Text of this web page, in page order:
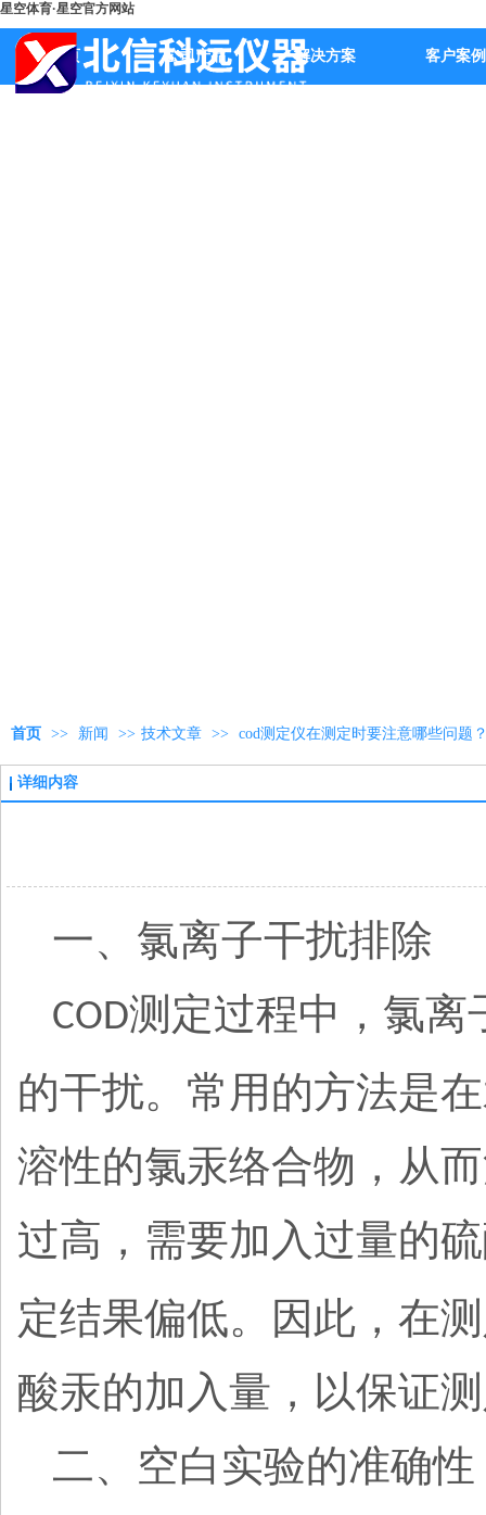
星空体育·星空官方网站
首页 公司产品 解决方案 客户案例
首页 >> 新闻 >> 技术文章 >> cod测定仪在测定时要注意哪些问题
详细内容
一、氯离子干扰排除
COD测定过程中，氯离
的干扰。常用的方法是
溶性的氯汞络合物，从
过高，需要加入过量的
定结果偏低。因此，在
酸汞的加入量，以保证
二、空白实验的准确性